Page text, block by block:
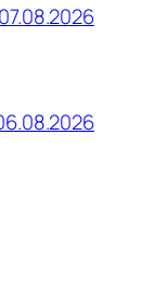
07.08.2026